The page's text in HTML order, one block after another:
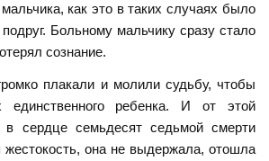
как это в таких случаях было
Больному мальчику сразу стало
сознание.
плакали и молили судьбу, чтобы
ребенка. И от этой
сердце семьдесят седьмой смерти
жестокость, она не выдержала, отошла